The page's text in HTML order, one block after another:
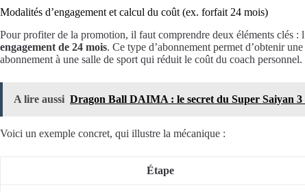
Modalités d’engagement et calcul du coût (ex. forfait 24 mois)
Pour profiter de la promotion, il faut comprendre deux éléments clés :
engagement de 24 mois. Ce type d’abonnement permet d’obtenir
abonnement à une salle de sport qui réduit le coût du coach personnel.
A lire aussi Dragon Ball DAIMA : le secret du Super Saiyan 3
Voici un exemple concret, qui illustre la mécanique :
Étape